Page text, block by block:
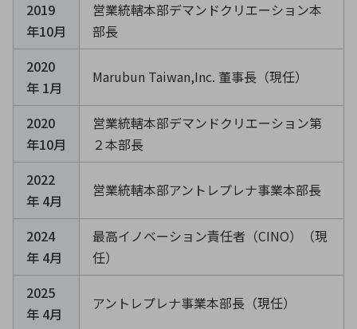
2019
年10月
営業統轄本部デマンドクリエーション本
部長
2020
年 1月
Marubun Taiwan,Inc. 董事長（現任）
2020
年10月
営業統轄本部デマンドクリエーション第
２本部長
2022
年 4月
営業統轄本部アントレプレナ事業本部長
2024
年 4月
最高イノベーション責任者（CINO）（現
任）
2025
年 4月
アントレプレナ事業本部長（現任）